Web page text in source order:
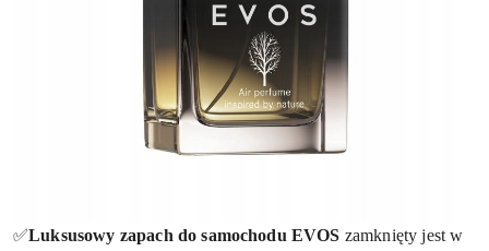
✅Luksusowy zapach do samochodu EVOS zamknięty jest w